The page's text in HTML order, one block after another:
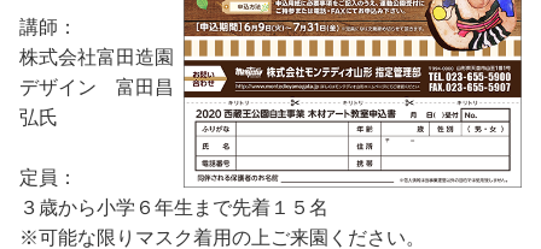
講師：
株式会社富田造園
デザイン 富田昌
弘氏
定員：
３歳から小学６年生まで先着１５名
※可能な限りマスク着用の上ご来園ください。